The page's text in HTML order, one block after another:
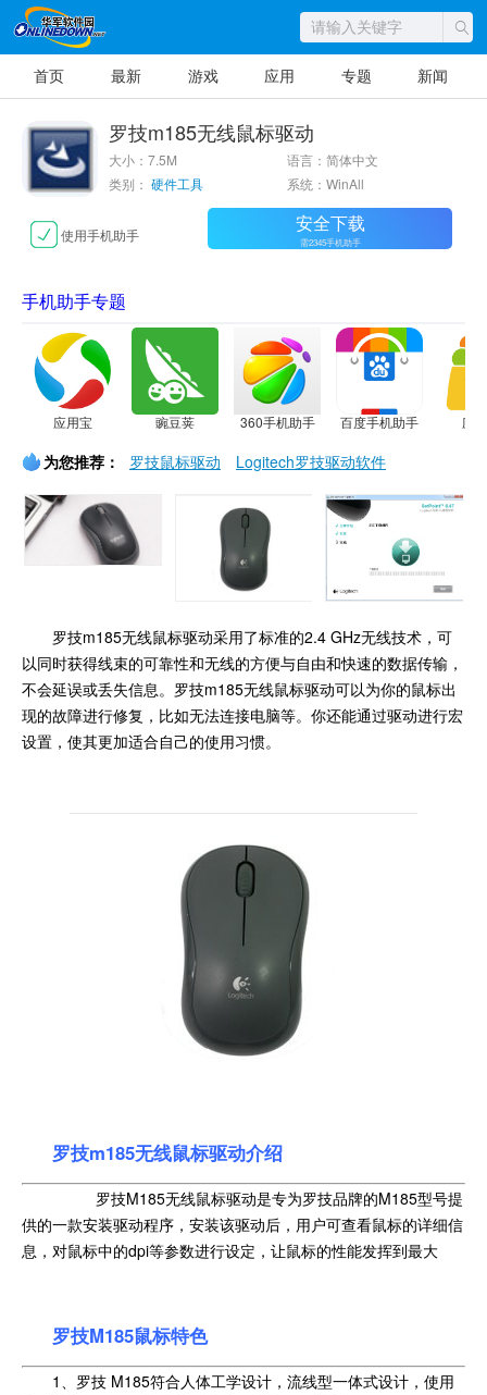
首页 最新 游戏 应用 专题 新闻
罗技m185无线鼠标驱动
大小：7.5M
语言：简体中文
类别： 硬件工具 系统：WinAll
使用手机助手 安全下载
需2345手机助手
手机助手专题
应用宝 豌豆荚 360手机助手 百度手机助手 应
为您推荐： 罗技鼠标驱动 Logitech罗技驱动软件
罗技m185无线鼠标驱动采用了标准的2.4 GHz无线技术，可
以同时获得线束的可靠性和无线的方便与自由和快速的数据传输，
不会延误或丢失信息。罗技m185无线鼠标驱动可以为你的鼠标出
现的故障进行修复，比如无法连接电脑等。你还能通过驱动进行宏
设置，使其更加适合自己的使用习惯。
罗技m185无线鼠标驱动介绍
罗技M185无线鼠标驱动是专为罗技品牌的M185型号提
供的一款安装驱动程序，安装该驱动后，用户可查看鼠标的详细信
息，对鼠标中的dpi等参数进行设定，让鼠标的性能发挥到最大
罗技M185鼠标特色
1、罗技 M185符合人体工学设计，流线型一体式设计，使用